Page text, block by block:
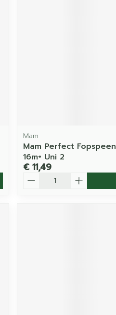
Mam
Mam Perfect
16m+ Uni 2
€ 11,49